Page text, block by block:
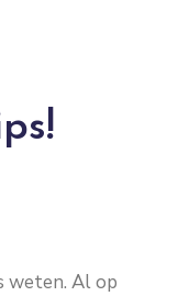
weten. Al op